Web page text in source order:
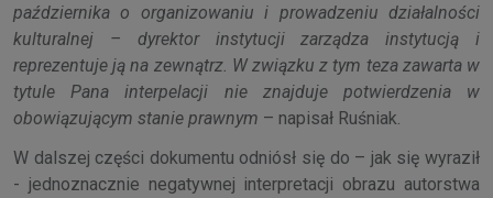
października o organizowaniu i prowadzeniu działalności
kulturalnej – dyrektor instytucji zarządza instytucją i
reprezentuje ją na zewnątrz. W związku z tym teza zawarta w
tytule Pana interpelacji nie znajduje potwierdzenia w
obowiązującym stanie prawnym – napisał Ruśniak.
W dalszej części dokumentu odniósł się do – jak się wyraził
- jednoznacznie negatywnej interpretacji obrazu autorstwa